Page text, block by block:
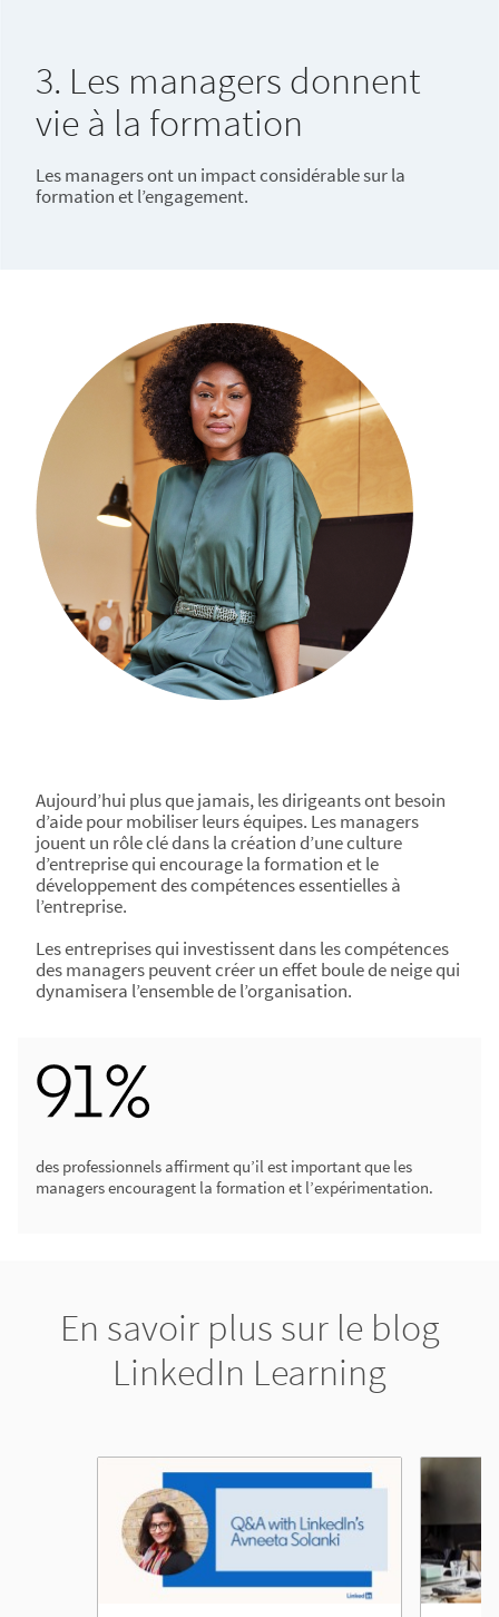
3. Les managers donnent
vie à la formation
Les managers ont un impact considérable sur la
formation et l’engagement.
Aujourd’hui plus que jamais, les dirigeants ont besoin
d’aide pour mobiliser leurs équipes. Les managers
jouent un rôle clé dans la création d’une culture
d’entreprise qui encourage la formation et le
développement des compétences essentielles à
l’entreprise.
Les entreprises qui investissent dans les compétences
des managers peuvent créer un effet boule de neige qui
dynamisera l’ensemble de l’organisation.
des professionnels affirment qu’il est important que les
managers encouragent la formation et l’expérimentation.
En savoir plus sur le blog
LinkedIn Learning